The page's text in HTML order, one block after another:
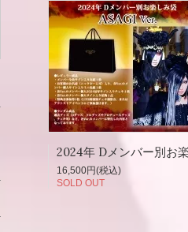
16,500円(税込)
SOLD OUT